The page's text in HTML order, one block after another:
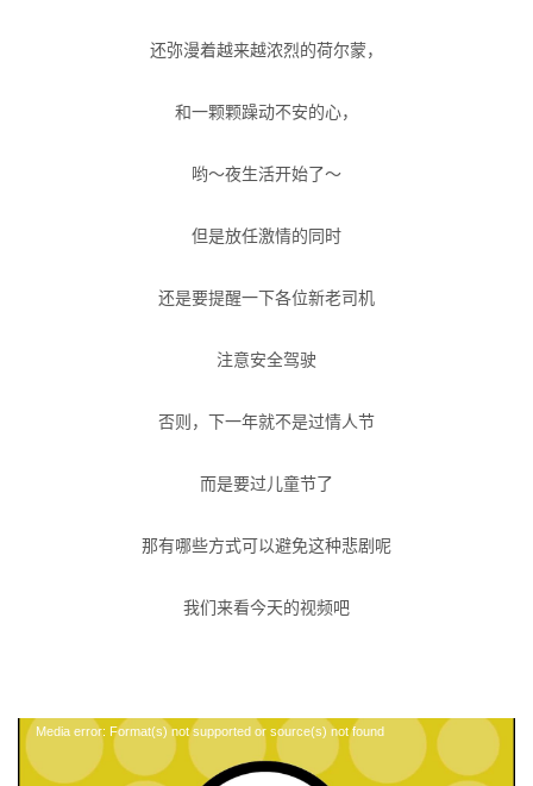
还弥漫着越来越浓烈的荷尔蒙，
和一颗颗躁动不安的心，
哟～夜生活开始了～
但是放任激情的同时
还是要提醒一下各位新老司机
注意安全驾驶
否则，下一年就不是过情人节
而是要过儿童节了
那有哪些方式可以避免这种悲剧呢
我们来看今天的视频吧
视
频
Media error: Format(s) not supported or source(s) not found